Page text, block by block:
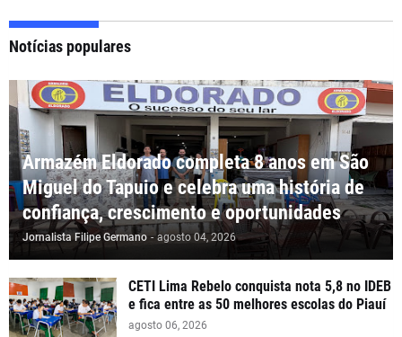
Notícias populares
Armazém Eldorado completa 8 anos em São
Miguel do Tapuio e celebra uma história de
confiança, crescimento e oportunidades
Jornalista Filipe Germano - agosto 04, 2026
CETI Lima Rebelo conquista nota 5,8 no IDEB
e fica entre as 50 melhores escolas do Piauí
agosto 06, 2026